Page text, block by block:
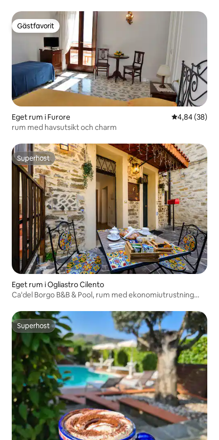
Gästfavorit
Gästfavorit
Eget rum i Furore 4,84 av 5 i
4,84 (38)
rum med havsutsikt och charm
Superhost
Superhost
Eget rum i Ogliastro Cilento
Ca'del Borgo B&B & Pool, rum med ekonomiutrustning
Superhost
Superhost